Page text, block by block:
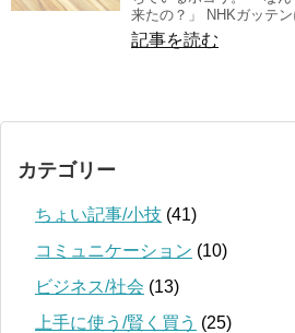
来たの？」 NHKガッテン
記事を読む
カテゴリー
ちょい記事/小技 (41)
コミュニケーション (10)
ビジネス/社会 (13)
上手に使う/賢く買う (25)